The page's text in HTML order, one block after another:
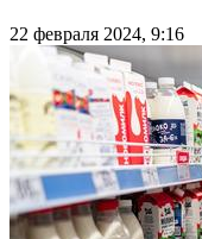
22 февраля 2024, 9:16